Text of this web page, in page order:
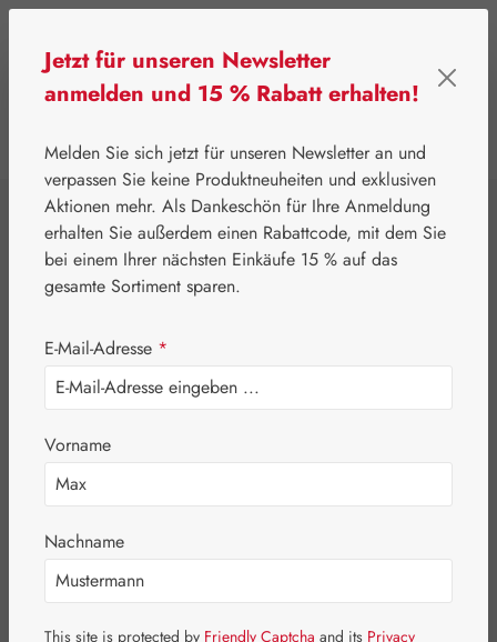
⌂ Eigenprodukte Kosmetik
Scottopect® Gel
Bildergalerie überspringen
Jetzt für unseren Newsletter
anmelden und 15 % Rabatt erhalten!
Melden Sie sich jetzt für unseren Newsletter an und
verpassen Sie keine Produktneuheiten und exklusiven
Aktionen mehr. Als Dankeschön für Ihre Anmeldung
erhalten Sie außerdem einen Rabattcode, mit dem Sie
bei einem Ihrer nächsten Einkäufe 15 % auf das
gesamte Sortiment sparen.
E-Mail-Adresse *
Vorname
Nachname
This site is protected by Friendly Captcha and its Privacy